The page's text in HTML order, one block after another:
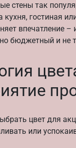
стены так
кухня, гостиная
впечатление
бюджетный и не
цвет для
или